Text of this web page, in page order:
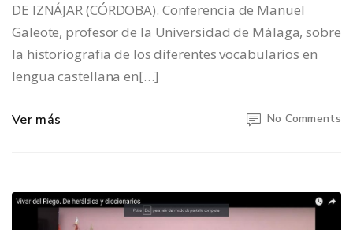
DE IZNÁJAR (CÓRDOBA). Conferencia de Manuel
Galeote, profesor de la Universidad de Málaga, sobre
la historiografia de los diferentes vocabularios en
lengua castellana en[…]
Ver más No Comments